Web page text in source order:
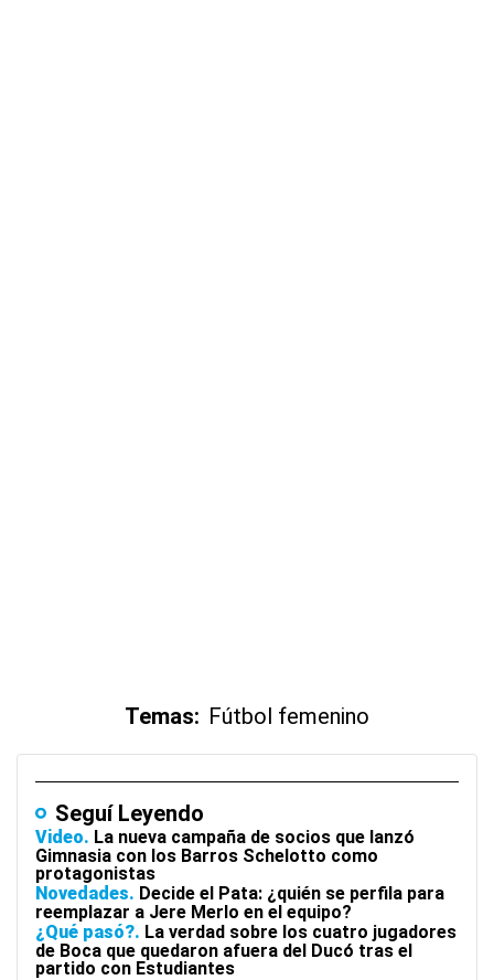
Temas: Fútbol femenino
Seguí Leyendo
Video La nueva campaña de socios que lanzó
Gimnasia con los Barros Schelotto como
protagonistas
Novedades Decide el Pata: ¿quién se perfila para
reemplazar a Jere Merlo en el equipo?
¿Qué pasó? La verdad sobre los cuatro jugadores
de Boca que quedaron afuera del Ducó tras el
partido con Estudiantes